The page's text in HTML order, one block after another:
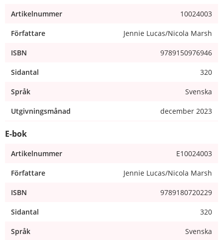
Artikelnummer 10024003
Författare Jennie Lucas/Nicola Marsh
ISBN 9789150976946
Sidantal 320
Språk Svenska
Utgivningsmånad december 2023
E-bok
Artikelnummer E10024003
Författare Jennie Lucas/Nicola Marsh
ISBN 9789180720229
Sidantal 320
Språk Svenska